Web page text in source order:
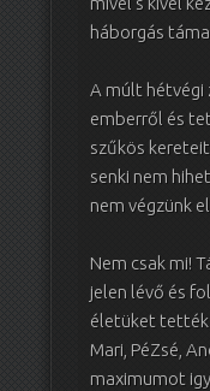
háborgás
A múlt hétvégi
emberről és
szűkös
senki nem
nem végzünk
Nem csak mi!
jelen lévő és
életüket tették
Mari, PéZsé,
maximumot